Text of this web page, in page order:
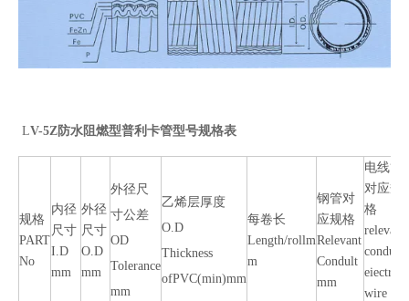
LV-5Z防水阻燃型普利卡管型号规格表
规格
PART
No
内径
尺寸
I.D
mm
外径
尺寸
O.D
mm
外径尺
寸公差
OD
Tolerance
mm
乙烯层厚度
O.D
Thickness
ofPVC(min)mm
每卷长
Length/rollm
m
钢管对
应规格
Relevant
Condult
mm
电线管
对应规
格
relevant
conduit
eiectric
wire